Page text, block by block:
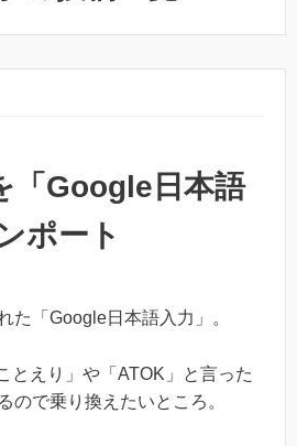
「Google日本語
ポート
た「Google日本語入力」。
とえり」や「ATOK」と言った
ので乗り換えたいところ。